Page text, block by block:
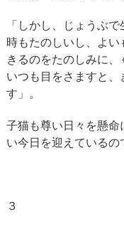
「しかし、じょうぶ
時もたのしいし、よ
きるのをたのしみに、
いつも目をさますと、
す」。
子猫も尊い日々を懸命
い今日を迎えているの
３